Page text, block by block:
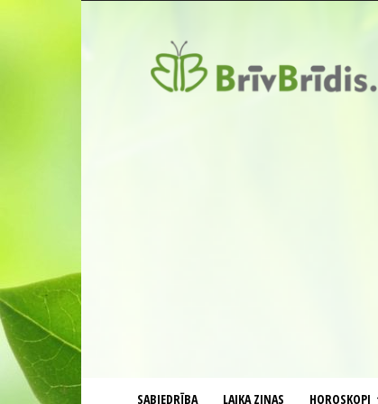
SABIEDRĪBA LAIKA ZIŅAS HOROSKOPI